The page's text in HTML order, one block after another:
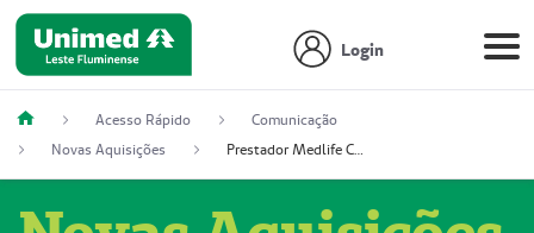
Login
Acesso Rápido
Comunicação
Novas Aquisições
Prestador Medlife Consultas e Diagnósticos (51004334-2)